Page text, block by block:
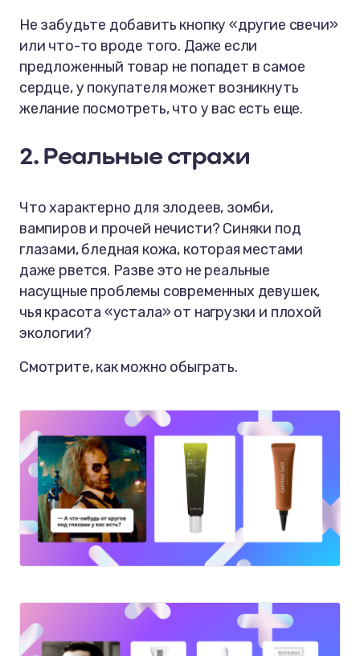
Не забудьте добавить кнопку «другие свечи»
или что-то вроде того. Даже если
предложенный товар не попадет в самое
сердце, у покупателя может возникнуть
желание посмотреть, что у вас есть еще.
2. Реальные страхи
Что характерно для злодеев, зомби,
вампиров и прочей нечисти? Синяки под
глазами, бледная кожа, которая местами
даже рвется. Разве это не реальные
насущные проблемы современных девушек,
чья красота «устала» от нагрузки и плохой
экологии?
Смотрите, как можно обыграть.